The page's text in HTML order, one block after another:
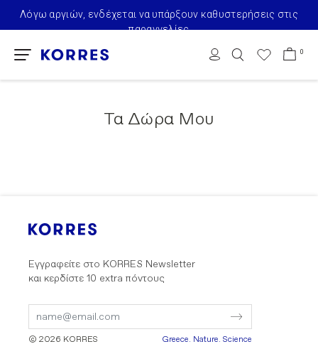
Λόγω αργιών, ενδέχεται να υπάρξουν καθυστερήσεις στις
παραγγελίες
0
Τα Δώρα Μου
Εγγραφείτε στο KORRES Newsletter
και κερδίστε 10 extra πόντους
© 2026 KORRES Greece. Nature. Science